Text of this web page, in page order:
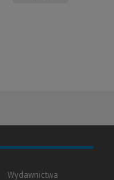
Wydawnictwa